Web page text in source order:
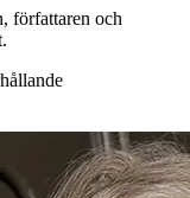
författaren och